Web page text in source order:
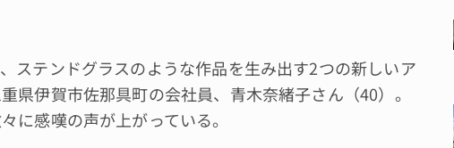
ステンドグラスのような作品を生み出す2つの新しいア
県伊賀市佐那具町の会社員、青木奈緒子さん（40）。
に感嘆の声が上がっている。